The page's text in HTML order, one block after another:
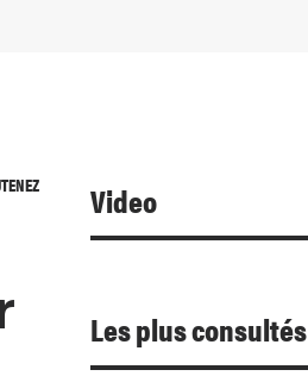
Video
Les plus consultés